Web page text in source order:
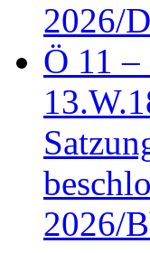
2026/
Ö 11 –
2026/